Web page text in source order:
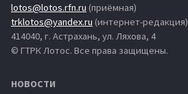
lotos@lotos.rfn.ru (приёмная)
trklotos@yandex.ru (интернет-редакция)
414040, г. Астрахань, ул. Ляхова, 4
© ГТРК Лотос. Все права защищены.
НОВОСТИ